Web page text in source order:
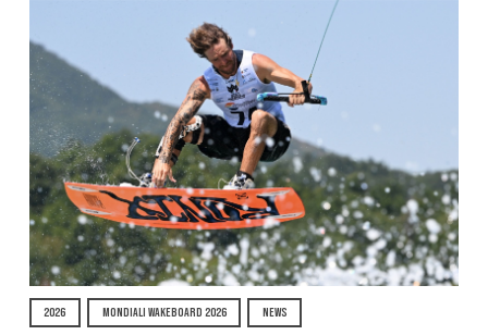
2026 MONDIALI WAKEBOARD 2026 NEWS